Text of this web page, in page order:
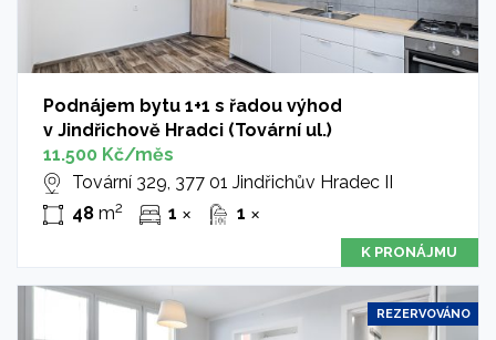
Podnájem bytu 1+1 s řadou výhod
v Jindřichově Hradci (Tovární ul.)
11.500 Kč/měs
Tovární 329, 377 01 Jindřichův Hradec II
48m2 1 ✕ 1 ✕
K PRONÁJMU
REZERVOVÁNO